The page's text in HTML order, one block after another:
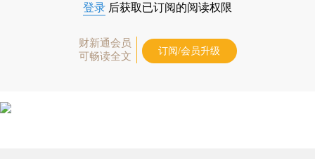
登录 后获取已订阅的阅读权限
财新通会员
可畅读全文
订阅/会员升级